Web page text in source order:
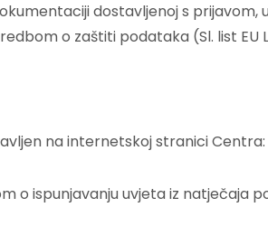
dostavljenoj s prijavom,
o zaštiti podataka (Sl. list EU L
na internetskoj stranici Centra:
ispunjavanju uvjeta iz natječaja